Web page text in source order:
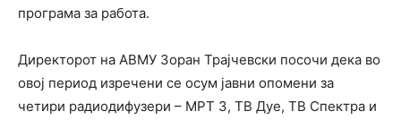
програма за работа.
Директорот на АВМУ Зоран Трајчевски посочи дека во
овој период изречени се осум јавни опомени за
четири радиодифузери – МРТ 3, ТВ Дуе, ТВ Спектра и